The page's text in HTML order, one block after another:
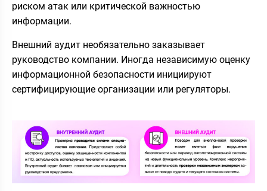
риском атак или критической важностью
информации.
Внешний аудит необязательно заказывает
руководство компании. Иногда независимую оценку
информационной безопасности инициируют
сертифицирующие организации или регуляторы.